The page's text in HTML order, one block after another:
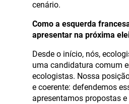
cenário.
Como a esquerda
apresentar na próxima
Desde o início, nós,
uma candidatura comum
ecologistas. Nossa
e coerente: defendemos
apresentamos propostas